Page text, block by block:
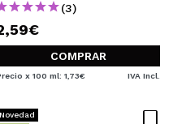
(3)
COMPRAR
x 100 ml: 1,73€ IVA Incl.
Novedad